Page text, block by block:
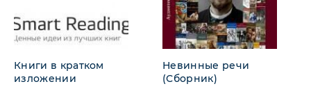
Книги в кратком
изложении
Невинные речи
(Сборник)